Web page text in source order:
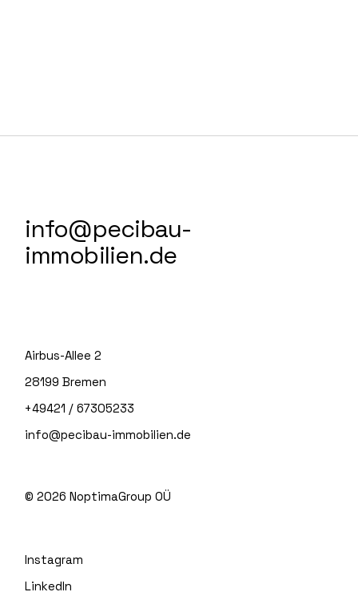
info@pecibau-
immobilien.de
Airbus-Allee 2
28199 Bremen
+49421 / 67305233
info@pecibau-immobilien.de
© 2026NoptimaGroup OÜ
Instagram
LinkedIn